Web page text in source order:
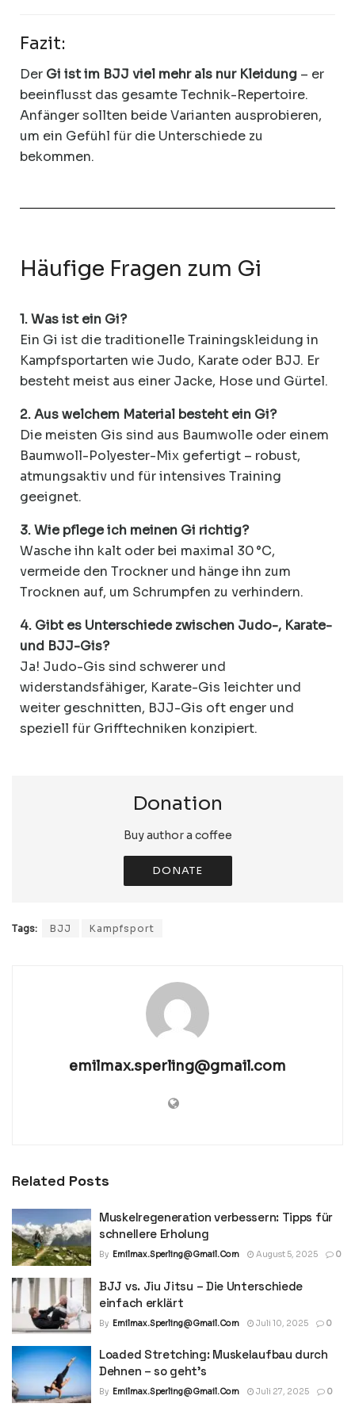
Fazit:
Der Gi ist im BJJ viel mehr als nur Kleidung – er
beeinflusst das gesamte Technik-Repertoire.
Anfänger sollten beide Varianten ausprobieren,
um ein Gefühl für die Unterschiede zu
bekommen.
Häufige Fragen zum Gi
1. Was ist ein Gi?
Ein Gi ist die traditionelle Trainingskleidung in
Kampfsportarten wie Judo, Karate oder BJJ. Er
besteht meist aus einer Jacke, Hose und Gürtel.
2. Aus welchem Material besteht ein Gi?
Die meisten Gis sind aus Baumwolle oder einem
Baumwoll-Polyester-Mix gefertigt – robust,
atmungsaktiv und für intensives Training
geeignet.
3. Wie pflege ich meinen Gi richtig?
Wasche ihn kalt oder bei maximal 30 °C,
vermeide den Trockner und hänge ihn zum
Trocknen auf, um Schrumpfen zu verhindern.
4. Gibt es Unterschiede zwischen Judo-, Karate-
und BJJ-Gis?
Ja! Judo-Gis sind schwerer und
widerstandsfähiger, Karate-Gis leichter und
weiter geschnitten, BJJ-Gis oft enger und
speziell für Grifftechniken konzipiert.
Donation
Buy author a coffee
DONATE
Tags: BJJ Kampfsport
emilmax.sperling@gmail.com
Related Posts
Muskelregeneration verbessern: Tipps für
schnellere Erholung
By Emilmax.sperling@gmail.com August 5, 2025 0
BJJ vs. Jiu Jitsu – Die Unterschiede
einfach erklärt
By Emilmax.sperling@gmail.com Juli 10, 2025 0
Loaded Stretching: Muskelaufbau durch
Dehnen – so geht’s
By Emilmax.sperling@gmail.com Juli 27, 2025 0